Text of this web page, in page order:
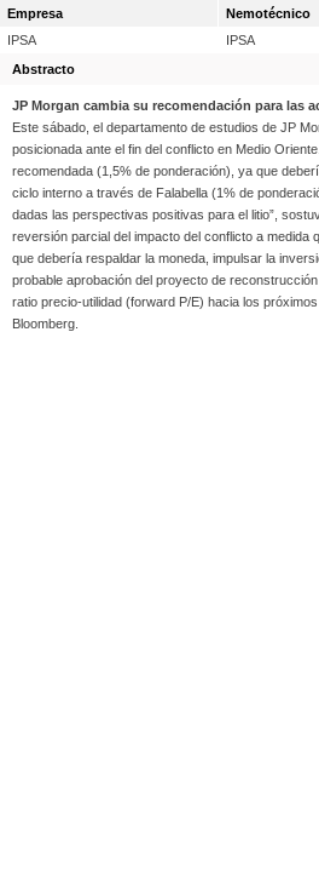
Empresa Nemotécnico
IPSA
IPSA
Abstracto
JP Morgan cambia su recomendación para las
Este sábado, el departamento de estudios de JP
posicionada ante el fin del conflicto en Medio
recomendada (1,5% de ponderación), ya que
ciclo interno a través de Falabella (1% de
dadas las perspectivas positivas para el litio”,
reversión parcial del impacto del conflicto a
que debería respaldar la moneda, impulsar la
probable aprobación del proyecto de
ratio precio-utilidad (forward P/E) hacia los
Bloomberg.